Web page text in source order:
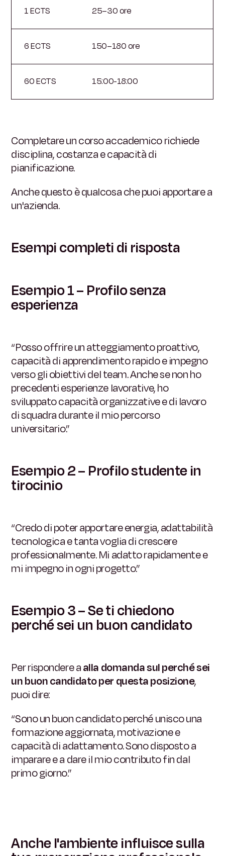
1 ECTS 25–30 ore
6 ECTS 150–180 ore
60 ECTS 15:00-18:00
Completare un corso accademico richiede
disciplina, costanza e capacità di
pianificazione.
Anche questo è qualcosa che puoi apportare a
un'azienda.
Esempi completi di risposta
Esempio 1 – Profilo senza
esperienza
“Posso offrire un atteggiamento proattivo,
capacità di apprendimento rapido e impegno
verso gli obiettivi del team. Anche se non ho
precedenti esperienze lavorative, ho
sviluppato capacità organizzative e di lavoro
di squadra durante il mio percorso
universitario.”
Esempio 2 – Profilo studente in
tirocinio
“Credo di poter apportare energia, adattabilità
tecnologica e tanta voglia di crescere
professionalmente. Mi adatto rapidamente e
mi impegno in ogni progetto.”
Esempio 3 – Se ti chiedono
perché sei un buon candidato
Per rispondere aalla domanda sul perché sei
un buon candidato per questa posizione,
puoi dire:
“Sono un buon candidato perché unisco una
formazione aggiornata, motivazione e
capacità di adattamento. Sono disposto a
imparare e a dare il mio contributo fin dal
primo giorno.”
Anche l'ambiente influisce sulla